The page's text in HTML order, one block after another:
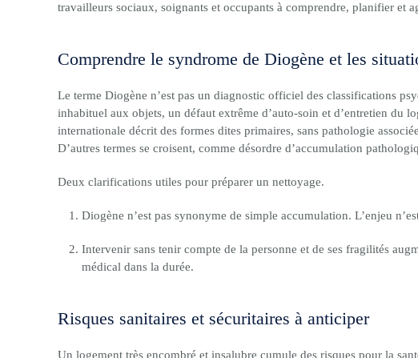
travailleurs sociaux, soignants et occupants à comprendre, planifier et
Comprendre le syndrome de Diogène et les
Le terme Diogène n’est pas un diagnostic officiel des classifications
inhabituel aux objets, un défaut extrême d’auto-soin et d’entretien du
internationale décrit des formes dites primaires, sans pathologie
D’autres termes se croisent, comme désordre d’accumulation
Deux clarifications utiles pour préparer un nettoyage.
Diogène n’est pas synonyme de simple accumulation. L’enjeu
Intervenir sans tenir compte de la personne et de ses fragilités
médical dans la durée.
Risques sanitaires et sécuritaires à anticiper
Un logement très encombré et insalubre cumule des risques pour la